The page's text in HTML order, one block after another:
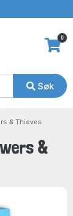
Søk
0
& Thieves
&